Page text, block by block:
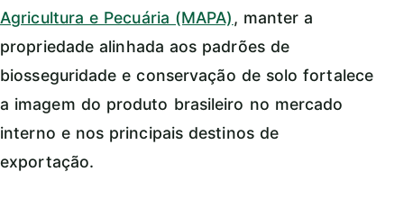
Agricultura e Pecuária (MAPA), manter a
propriedade alinhada aos padrões de
biosseguridade e conservação de solo fortalece
a imagem do produto brasileiro no mercado
interno e nos principais destinos de
exportação.